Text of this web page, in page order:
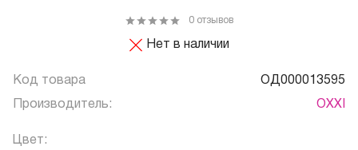
Нет в наличии
0 отзывов
Код товара ОД000013595
Производитель: OXXI
Цвет: